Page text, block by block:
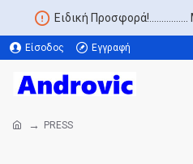
Ειδική
Είσοδος Εγγραφή
PRESS